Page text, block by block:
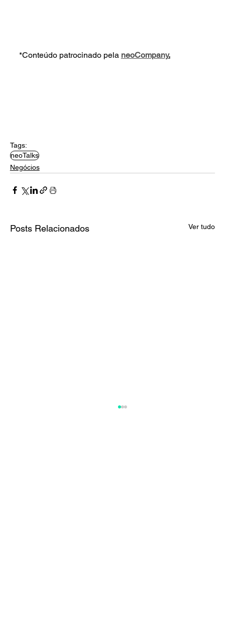
*Conteúdo patrocinado pela neoCompany.
Tags:
neoTalks
Negócios
Posts Relacionados Ver tudo